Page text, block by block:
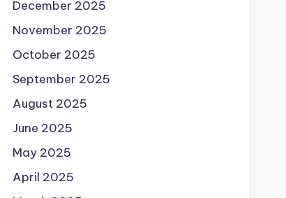
December 2025
November 2025
October 2025
September 2025
August 2025
June 2025
May 2025
April 2025